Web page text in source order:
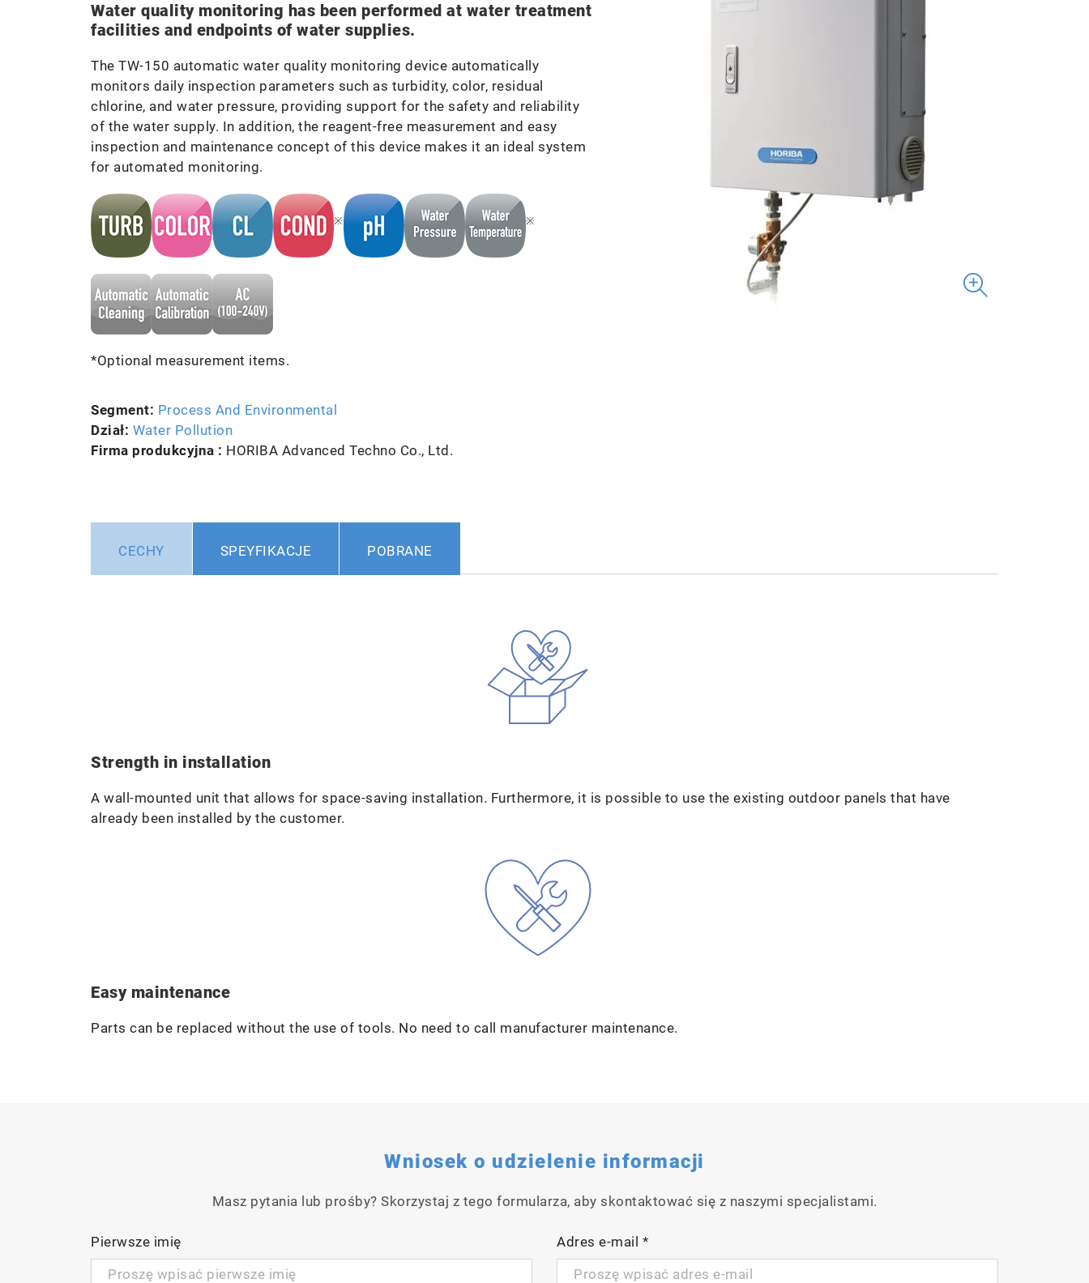
Water quality monitoring has been performed at water treatment
facilities and endpoints of water supplies.
The TW-150 automatic water quality monitoring device automatically
monitors daily inspection parameters such as turbidity, color, residual
chlorine, and water pressure, providing support for the safety and reliability
of the water supply. In addition, the reagent-free measurement and easy
inspection and maintenance concept of this device makes it an ideal system
for automated monitoring.
※ ※
*Optional measurement items.
Segment: Process And Environmental
Dział: Water Pollution
Firma produkcyjna : HORIBA Advanced Techno Co., Ltd.
CECHY SPEYFIKACJE POBRANE
Strength in installation
A wall-mounted unit that allows for space-saving installation. Furthermore, it is possible to use the existing outdoor panels that have
already been installed by the customer.
Easy maintenance
Parts can be replaced without the use of tools. No need to call manufacturer maintenance.
Wniosek o udzielenie informacji
Masz pytania lub prośby? Skorzystaj z tego formularza, aby skontaktować się z naszymi specjalistami.
Pierwsze imię Adres e-mail *